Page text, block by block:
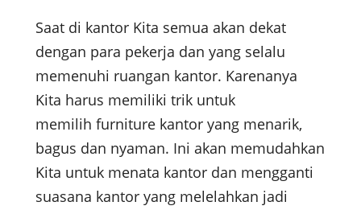
Saat di kantor Kita semua akan dekat
dengan para pekerja dan yang selalu
memenuhi ruangan kantor. Karenanya
Kita harus memiliki trik untuk
memilih furniture kantor yang menarik,
bagus dan nyaman. Ini akan memudahkan
Kita untuk menata kantor dan mengganti
suasana kantor yang melelahkan jadi